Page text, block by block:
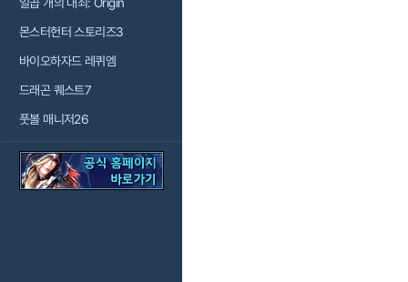
몬스터헌터 스토리즈3
바이오하자드 레퀴엠
드래곤 퀘스트7
풋볼 매니저26